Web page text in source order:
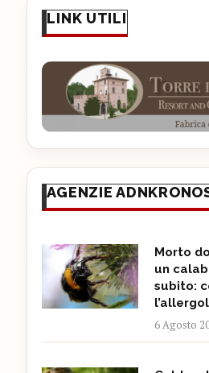
LINK UTILI
AGENZIE
Morto
un
subito:
6 Agosto